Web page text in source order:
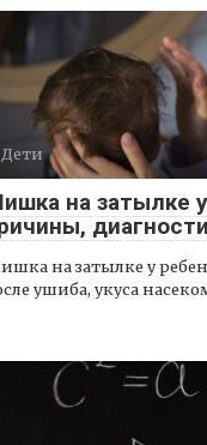
Дети
на затылке
на затылке у
ушиба, укуса